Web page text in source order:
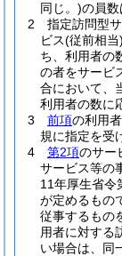
同じ。)の員数
2
指定訪問型
ビス(従前相当)
ち、利用者の
の者をサービ
合において、
利用者の数に
3
前項の利用
規に指定を受
4
第2項のサー
サービス等の
11年厚生省令
が定めるもの
従事するもの
用者に対する
い場合は、同